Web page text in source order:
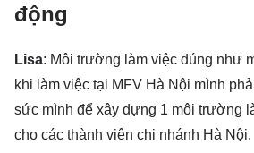
động
Lisa: Môi trường làm việc đúng như
khi làm việc tại MFV Hà Nội mình
sức mình để xây dựng 1 môi trường
cho các thành viên chi nhánh Hà Nội.